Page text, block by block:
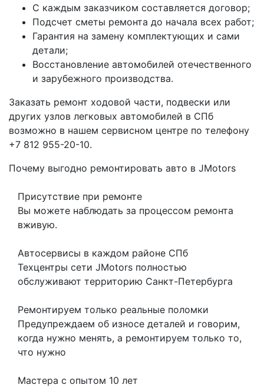
С каждым заказчиком составляется договор;
Подсчет сметы ремонта до начала всех работ;
Гарантия на замену комплектующих и сами
детали;
Восстановление автомобилей отечественного
и зарубежного производства.
Заказать ремонт ходовой части, подвески или
других узлов легковых автомобилей в СПб
возможно в нашем сервисном центре по телефону
+7 812 955-20-10.
Почему выгодно ремонтировать авто в JMotors
Присутствие при ремонте
Вы можете наблюдать за процессом ремонта
вживую.
Автосервисы в каждом районе СПб
Техцентры сети JMotors полностью
обслуживают территорию Санкт-Петербурга
Ремонтируем только реальные поломки
Предупреждаем об износе деталей и говорим,
когда нужно менять, а ремонтируем только то,
что нужно
Мастера с опытом 10 лет